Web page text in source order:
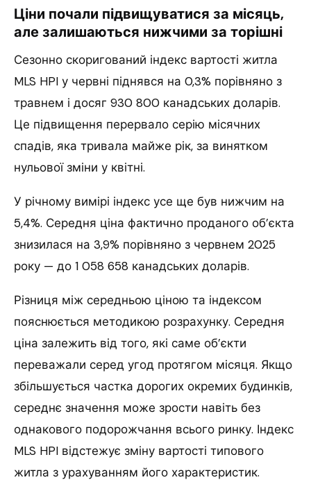
Ціни почали підвищуватися за місяць,
але залишаються нижчими за торішні
Сезонно скоригований індекс вартості житла
MLS HPI у червні піднявся на 0,3% порівняно з
травнем і досяг 930 800 канадських доларів.
Це підвищення перервало серію місячних
спадів, яка тривала майже рік, за винятком
нульової зміни у квітні.
У річному вимірі індекс усе ще був нижчим на
5,4%. Середня ціна фактично проданого об’єкта
знизилася на 3,9% порівняно з червнем 2025
року — до 1 058 658 канадських доларів.
Різниця між середньою ціною та індексом
пояснюється методикою розрахунку. Середня
ціна залежить від того, які саме об’єкти
переважали серед угод протягом місяця. Якщо
збільшується частка дорогих окремих будинків,
середнє значення може зрости навіть без
однакового подорожчання всього ринку. Індекс
MLS HPI відстежує зміну вартості типового
житла з урахуванням його характеристик.